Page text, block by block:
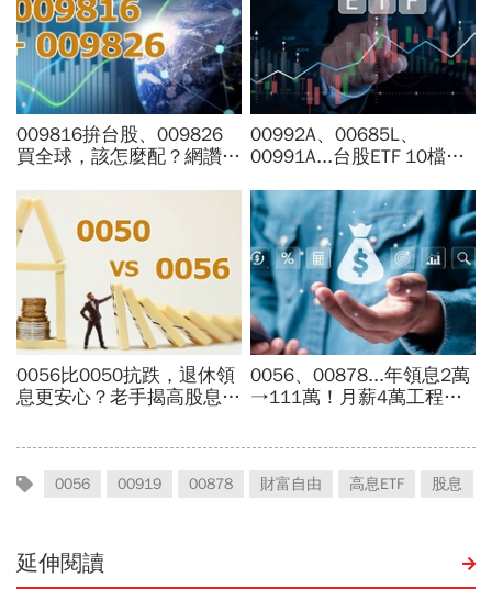
0056 00919 00878 財富自由 高息ETF 股息
延伸閱讀